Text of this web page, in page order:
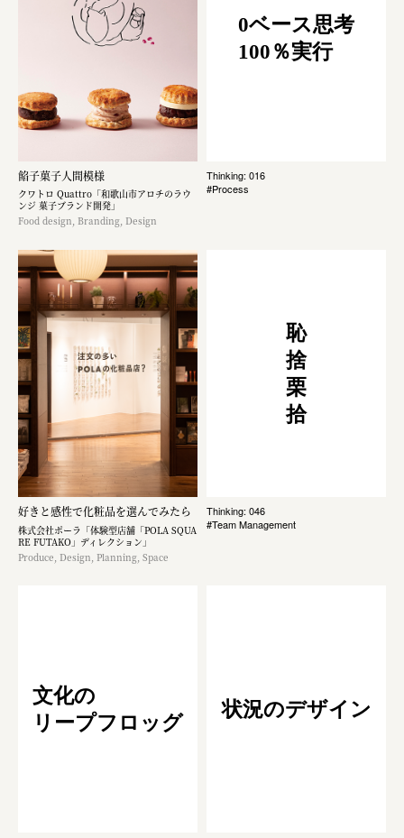
餡子菓子人間模様
クワトロ Quattro「和歌山市アロチのラウ
ンジ 菓子ブランド開発」
Food design, Branding, Design
0ベース思考
100％実行
Thinking: 016
#Process
好きと感性で化粧品を選んでみたら
株式会社ポーラ「体験型店舗「POLA SQUA
RE FUTAKO」ディレクション」
Produce, Design, Planning, Space
恥
捨
栗
拾
Thinking: 046
#Team Management
文化の
リープフロッグ
状況のデザイン